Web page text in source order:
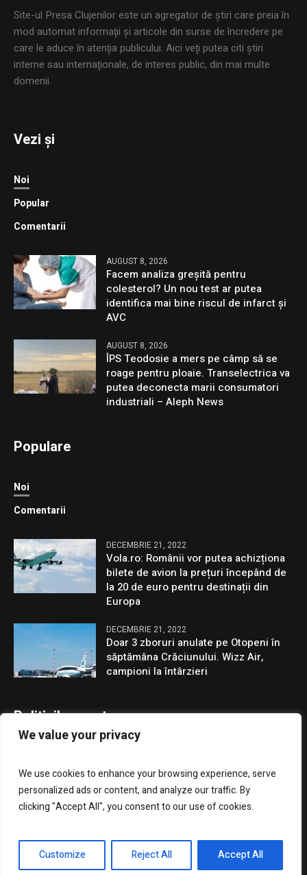
We value your privacy
We use cookies to enhance your browsing experience, serve
personalized ads or content, and analyze our traffic. By
clicking "Accept All", you consent to our use of cookies.
Customize Reject All Accept All
Site-ul Presa Clujenilor este un agregator de ştiri care preia în
mod automat informaţii şi articole din surse de încredere pe
care le aduce în atenţia publicului. Aici veţi putea citi ştiri
interne sau internaţionale, de interes public, din mai multe
domenii.
Vezi și
Noi
Popular
Comentarii
AUGUST 8, 2026
Facem analiza greșită pentru
colesterol? Un nou test ar putea
identifica mai bine riscul de infarct și
AVC
AUGUST 8, 2026
ÎPS Teodosie a mers pe câmp să se
roage pentru ploaie. Transelectrica va
putea deconecta marii consumatori
industriali – Aleph News
Populare
Noi
Comentarii
DECEMBRIE 21, 2022
Vola.ro: Românii vor putea achizționa
bilete de avion la prețuri începând de
la 20 de euro pentru destinații din
Europa
DECEMBRIE 21, 2022
Doar 3 zboruri anulate pe Otopeni în
săptămâna Crăciunului. Wizz Air,
campioni la întârzieri
Politicile noastre
GDPR
Presa Clujenilor © 2023 / Toate drepturile rezervate